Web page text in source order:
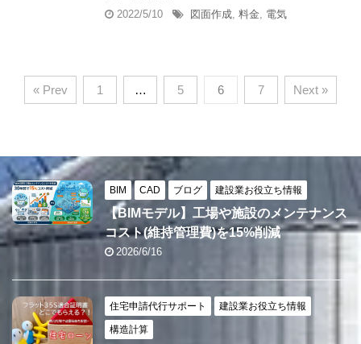
2022/5/10 図面作成 料金 電気
« Prev 1 … 5 6 7 Next »
BIM CAD ブログ 建設業お役立ち情報
【BIMモデル】工場や施設のメンテナンス
コスト(維持管理費)を15%削減
2026/6/16
住宅申請代行サポート 建設業お役立ち情報
構造計算